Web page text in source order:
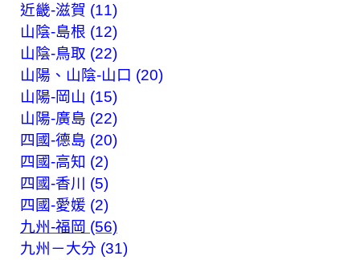
近畿-滋賀 (11)
山陰-島根 (12)
山陰-鳥取 (22)
山陽、山陰-山口 (20)
山陽-岡山 (15)
山陽-廣島 (22)
四國-德島 (20)
四國-高知 (2)
四國-香川 (5)
四國-愛媛 (2)
九州-福岡 (56)
九州－大分 (31)